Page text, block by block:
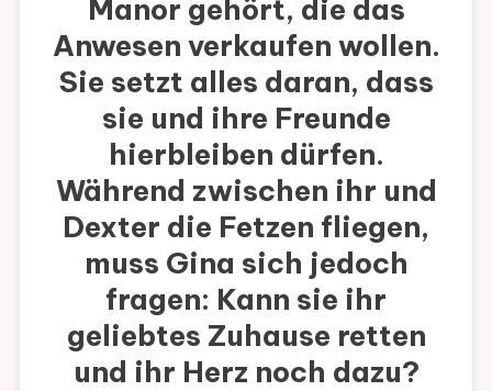
Manor gehört, die das
Anwesen verkaufen wollen.
Sie setzt alles daran, dass
sie und ihre Freunde
hierbleiben dürfen.
Während zwischen ihr und
Dexter die Fetzen fliegen,
muss Gina sich jedoch
fragen: Kann sie ihr
geliebtes Zuhause retten
und ihr Herz noch dazu?